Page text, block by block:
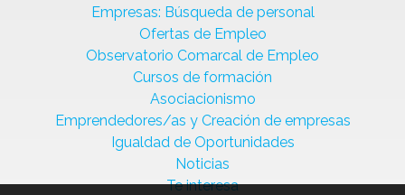
Empresas: Búsqueda de personal
Ofertas de Empleo
Observatorio Comarcal de Empleo
Cursos de formación
Asociacionismo
Emprendedores/as y Creación de empresas
Igualdad de Oportunidades
Noticias
Te interesa